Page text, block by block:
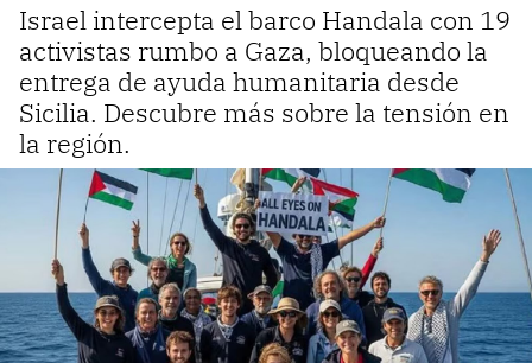
Israel intercepta el barco Handala con 19
activistas rumbo a Gaza, bloqueando la
entrega de ayuda humanitaria desde
Sicilia. Descubre más sobre la tensión en
la región.